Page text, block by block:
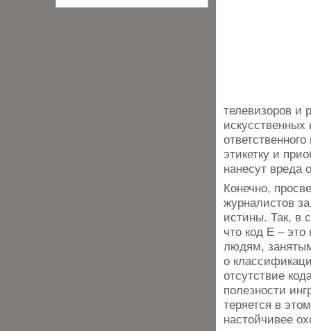
телевизоров и
искусственных
этикетку и
нанесут вреда
Конечно,
журналистов
истины. Так, в
что код Е –
людям,
о
отсутствие
полезности
теряется в
настойчивее